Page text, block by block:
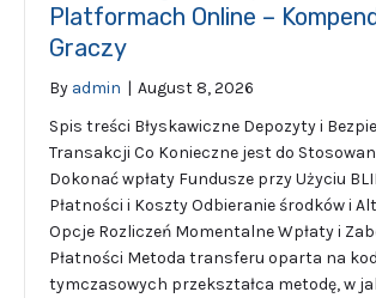
Platformach Online –
Graczy
By admin | August 8, 2026
Spis treści Błyskawiczne Depozyty i
Transakcji Co Konieczne jest do
Dokonać wpłaty Fundusze przy Użyciu
Płatności i Koszty Odbieranie środków i
Opcje Rozliczeń Momentalne Wpłaty i
Płatności Metoda transferu oparta na
tymczasowych przekształca metodę, w